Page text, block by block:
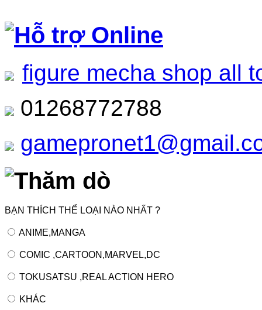
Hỗ trợ Online
figure mecha shop all
01268772788
Thăm dò
BẠN THÍCH THỂ LOẠI NÀO NHẤT ?
ANIME,MANGA
COMIC ,CARTOON,MARVEL,DC
TOKUSATSU ,REAL ACTION HERO
KHÁC